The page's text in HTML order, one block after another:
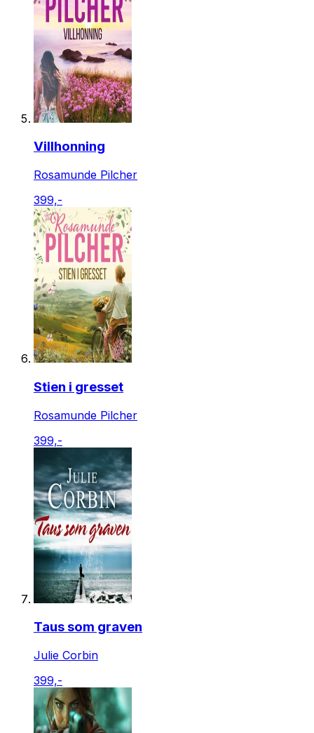
Villhonning
Rosamunde Pilcher
399,-
Stien i gresset
Rosamunde Pilcher
399,-
Taus som graven
Julie Corbin
399,-